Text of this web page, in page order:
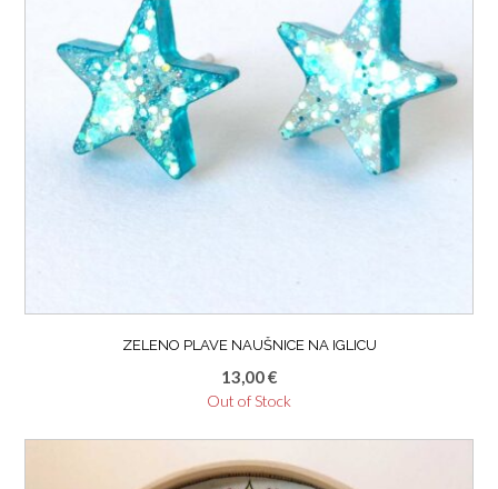
ZELENO PLAVE NAUŠNICE NA IGLICU
13,00€
Out of Stock